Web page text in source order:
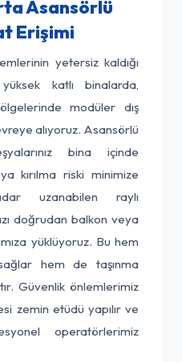
Asansörlü
Erişimi
yetersiz kaldığı
katlı binalarda,
modüler dış
alıyoruz. Asansörlü
bina içinde
kırılma riski minimize
uzanabilen raylı
doğrudan balkon veya
yüklüyoruz. Bu hem
hem de taşınma
Güvenlik önlemlerimiz
zemin etüdü yapılır ve
operatörlerimiz